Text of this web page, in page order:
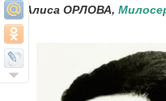
Алиса ОРЛОВА,